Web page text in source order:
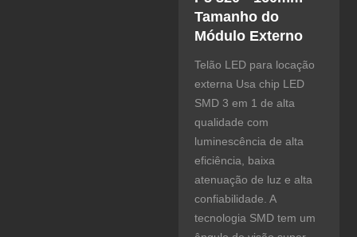
Tamanho do
Módulo Externo
Telão LED para locação
externa Usa chip LED
SMD 3 em 1 de alta
qualidade com
luminescência de alta
eficiência, baixa
atenuação de luz e alta
confiabilidade. A
tecnologia SMD tem um